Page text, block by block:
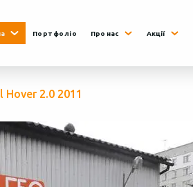
Портфоліо Про нас Акції
2.0 2011